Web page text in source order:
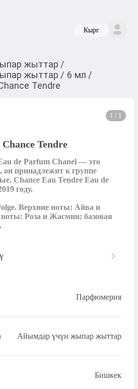
Кырг
жыттар /
жыттар / 6 мл /
Tendre
1 / 1
Tendre
de Parfum Chanel — это
принадлежит к группе
Chance Eau Tendre Eau de
году.
Верхние ноты: Айва и
Роза и Жасмин; базовая
Парфюмерия
Айымдар үчүн жыпар жыттар
Бишкек